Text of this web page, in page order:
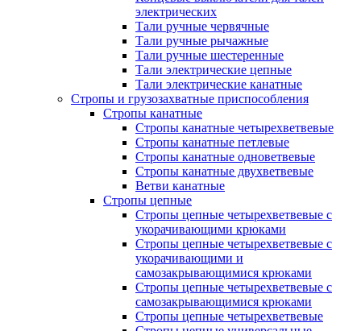
электрических
Тали ручные червячные
Тали ручные рычажные
Тали ручные шестеренные
Тали электрические цепные
Тали электрические канатные
Стропы и грузозахватные приспособления
Стропы канатные
Стропы канатные четырехветвевые
Стропы канатные петлевые
Стропы канатные одноветвевые
Стропы канатные двухветвевые
Ветви канатные
Стропы цепные
Стропы цепные четырехветвевые с
укорачивающими крюками
Стропы цепные четырехветвевые с
укорачивающими и
самозакрывающимися крюками
Стропы цепные четырехветвевые с
самозакрывающимися крюками
Стропы цепные четырехветвевые